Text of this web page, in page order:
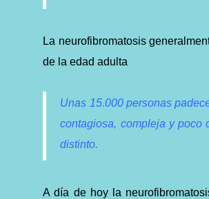
La neurofibromatosis
de la edad adulta
Unas 15.000 personas
contagiosa, compleja y poco
distinto.
A día de hoy la